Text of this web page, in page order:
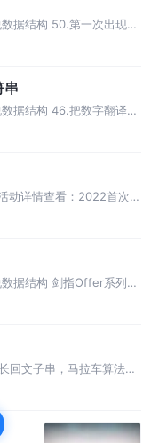
据结构 50.第一次出现的
<=10000，全部由字母组
串
据结构 46.把数字翻译成
方式：'a'->1, 'b->2', ...
动详情查看：2022首次更
话是非常经典的，程序
据结构 剑指Offer系列
得到一个数据流中的中位
回文子串，马拉车算法是
目描述 给你一个字符串
法 这是一个奇妙的算